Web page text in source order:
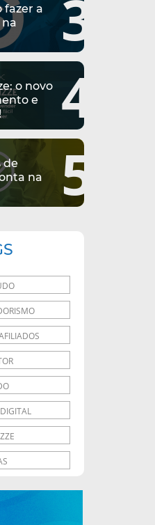
3
fazer a
4
o novo
e
5
de
na